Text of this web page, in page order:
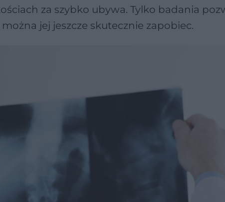
za szybko ubywa. Tylko badania
jej jeszcze skutecznie zapobiec.